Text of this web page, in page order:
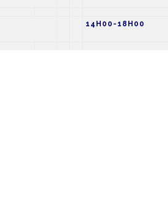
14H00-18H00